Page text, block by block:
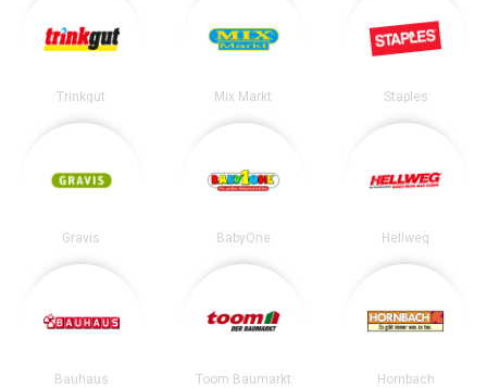
Trinkgut Mix Markt Staples
Gravis BabyOne Hellweg
Bauhaus Toom Baumarkt Hornbach